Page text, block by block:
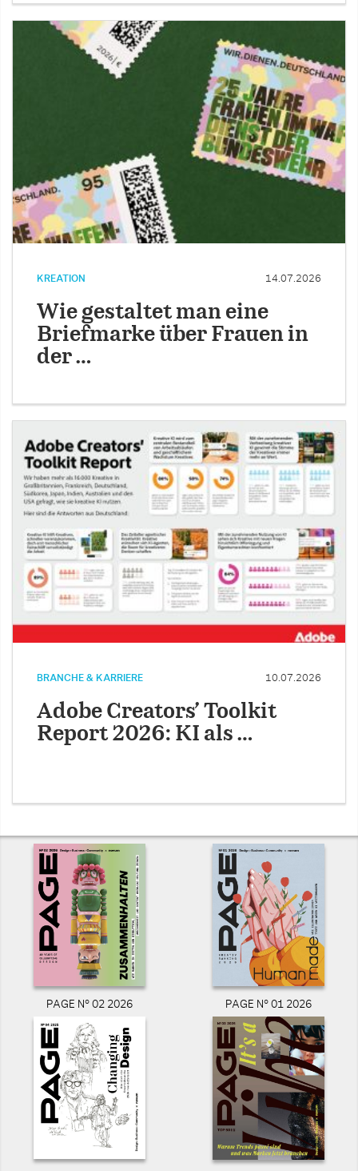
KREATION 14.07.2026
Wie gestaltet man eine
Briefmarke über Frauen in
der …
BRANCHE & KARRIERE 10.07.2026
Adobe Creators’ Toolkit
Report 2026: KI als …
PAGE N° 02 2026 PAGE N° 01 2026